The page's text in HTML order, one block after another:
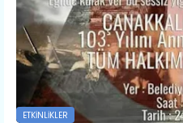
ETKINLIKLER